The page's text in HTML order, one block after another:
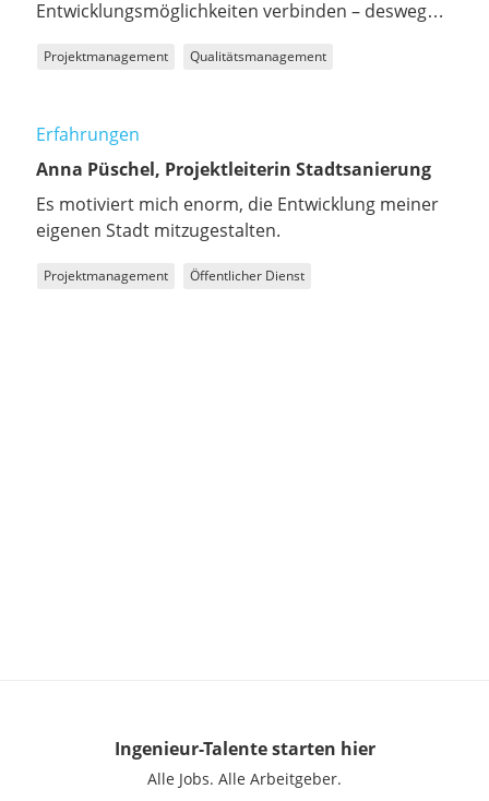
Entwicklungsmöglichkeiten verbinden – deswegen
Projektmanagement Qualitätsmanagement
Erfahrungen
Anna Püschel, Projektleiterin Stadtsanierung
Es motiviert mich enorm, die Entwicklung meiner
eigenen Stadt mitzugestalten.
Projektmanagement Öffentlicher Dienst
Ingenieur-Talentestarten hier
Alle Jobs. Alle Arbeitgeber.